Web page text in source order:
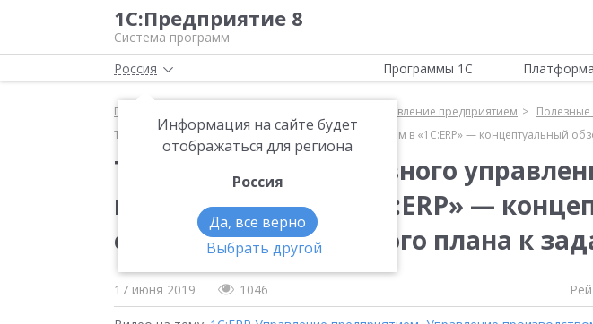
1С:Предприятие 8
Система программ
Россия
Информация на сайте будет
отображаться для региона
Россия
Да, все верно
Выбрать другой
Программы 1С
Главная 1С:ERP Управление предприятием
Три уровня эффективного управления производством в «1С:ERP» — концептуальный
Три уровня эффективного
производством в «1С:ERP» —
обзор от долгосрочного плана к
17 июня 2019 1046